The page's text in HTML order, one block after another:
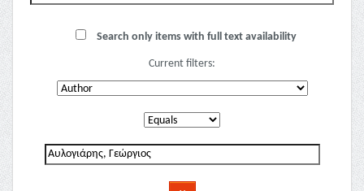
Search only items with full text availability
Current filters: